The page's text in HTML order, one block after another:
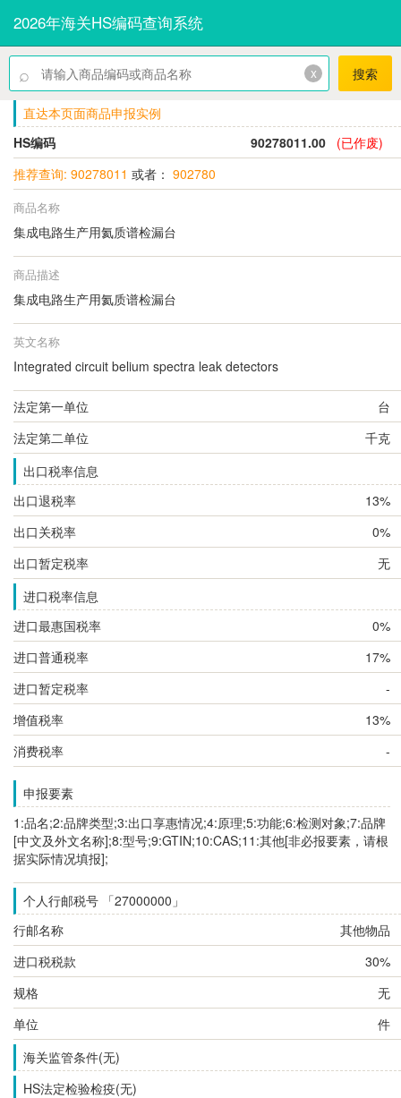
2026年海关HS编码查询系统
⌕ x 搜索
直达本页面商品申报实例
HS编码
90278011.00
(已作废)
推荐查询: 90278011 或者： 902780
商品名称
集成电路生产用氦质谱检漏台
商品描述
集成电路生产用氦质谱检漏台
英文名称
Integrated circuit belium spectra leak detectors
法定第一单位
台
法定第二单位
千克
出口税率信息
出口退税率
13%
出口关税率
0%
出口暂定税率
无
进口税率信息
进口最惠国税率
0%
进口普通税率
17%
进口暂定税率
-
增值税率
13%
消费税率
-
申报要素
1:品名;2:品牌类型;3:出口享惠情况;4:原理;5:功能;6:检测对象;7:品牌
[中文及外文名称];8:型号;9:GTIN;10:CAS;11:其他[非必报要素，请根
据实际情况填报];
个人行邮税号 「27000000」
行邮名称
其他物品
进口税税款
30%
规格
无
单位
件
海关监管条件(无)
HS法定检验检疫(无)